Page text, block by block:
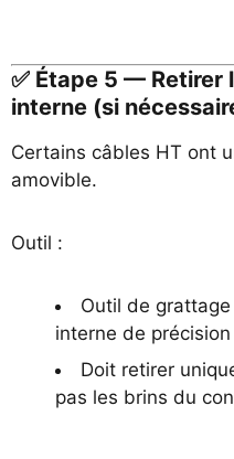
✅ Étape 5 —
interne (si
Certains câbles HT ont
amovible.
Outil :
Outil de
interne de précision
Doit retirer
pas les brins du